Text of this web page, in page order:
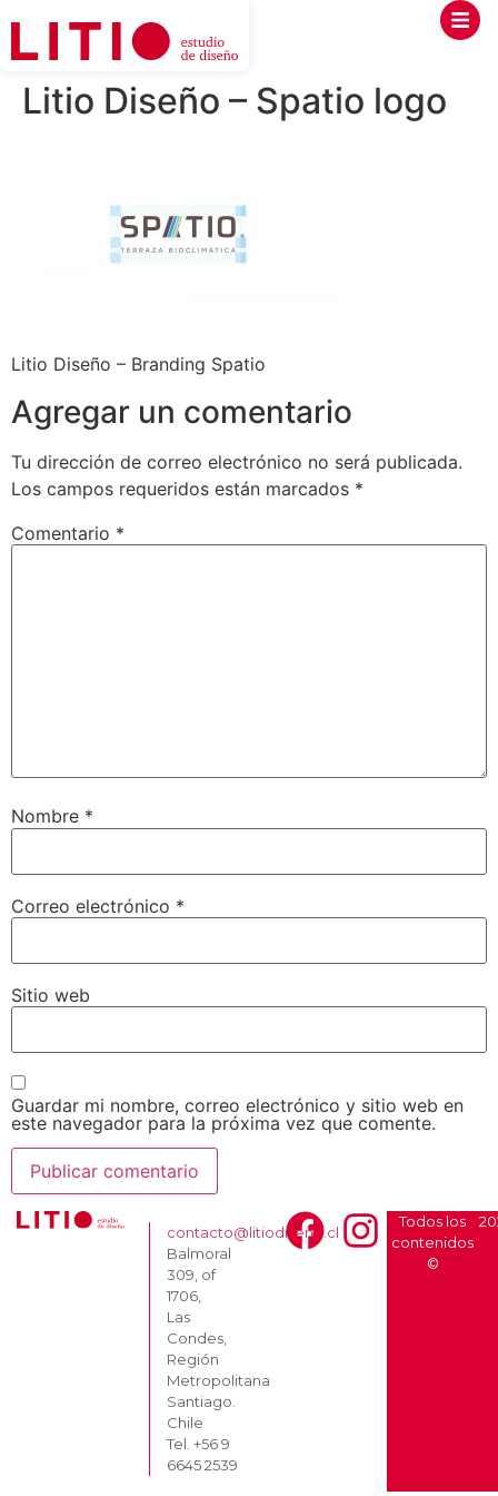
Litio Diseño – Spatio logo
Litio Diseño – Branding Spatio
Agregar un comentario
Tu dirección de correo electrónico no será publicada.
Los campos requeridos están marcados *
Comentario *
Nombre *
Correo electrónico *
Sitio web
Guardar mi nombre, correo electrónico y sitio web en
este navegador para la próxima vez que comente.
contacto@litiodiseno.cl
Balmoral
309, of
1706,
Las
Condes,
Región
Metropolitana
Santiago.
Chile
Tel. +56 9
6645 2539
Todos los
contenidos
©